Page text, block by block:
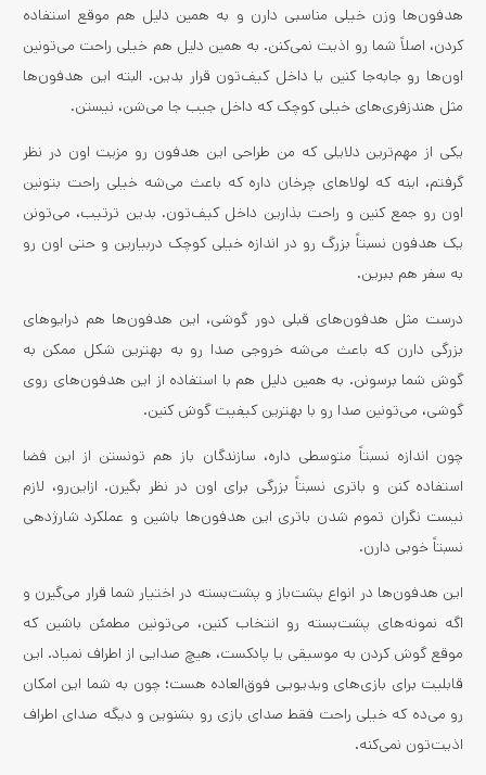
هدفون‌ها وزن خیلی مناسبی دارن و به همین دلیل هم موقع استفاده
کردن، اصلاً شما رو اذیت نمی‌کنن. به همین دلیل هم خیلی راحت می‌تونین
اون‌ها رو جابه‌جا کنین یا داخل کیف‌تون قرار بدین. البته این هدفون‌ها
مثل هندزفری‌های خیلی کوچک که داخل جیب جا می‌شن، نیستن.
یکی از مهم‌ترین دلایلی که من طراحی این هدفون رو مزیت اون در نظر
گرفتم، اینه که لولاهای چرخان داره که باعث می‌شه خیلی راحت بتونین
اون رو جمع کنین و راحت بذارین داخل کیف‌تون. بدین ترتیب، می‌تونن
یک هدفون نسبتاً بزرگ رو در اندازه خیلی کوچک دربیارین و حتی اون رو
به سفر هم ببرین.
درست مثل هدفون‌های قبلی دور گوشی، این هدفون‌ها هم درایوهای
بزرگی دارن که باعث می‌شه خروجی صدا رو به بهترین شکل ممکن به
گوش شما برسونن. به همین دلیل هم با استفاده از این هدفون‌های روی
گوشی، می‌تونین صدا رو با بهترین کیفیت گوش کنین.
چون اندازه نسبتاً متوسطی داره، سازندگان باز هم تونستن از این فضا
استفاده کنن و باتری نسبتاً بزرگی برای اون در نظر بگیرن. ازاین‌رو، لازم
نیست نگران تموم شدن باتری این هدفون‌ها باشین و عملکرد شارژدهی
نسبتاً خوبی دارن.
این هدفون‌ها در انواع پشت‌باز و پشت‌بسته در اختیار شما قرار می‌گیرن و
اگه نمونه‌های پشت‌بسته رو انتخاب کنین، می‌تونین مطمئن باشین که
موقع گوش کردن به موسیقی یا پادکست، هیچ صدایی از اطراف نمیاد. این
قابلیت برای بازی‌های ویدیویی فوق‌العاده هست؛ چون به شما این امکان
رو می‌ده که خیلی راحت فقط صدای بازی رو بشنوین و دیگه صدای اطراف
اذیت‌تون نمی‌کنه.